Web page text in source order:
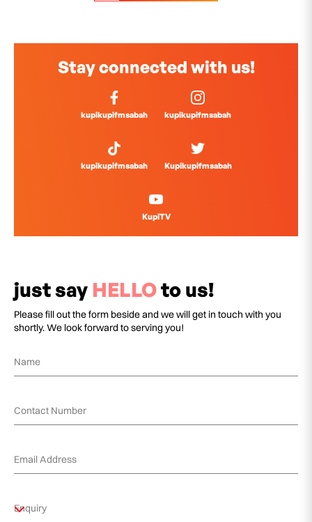
Stay connected with us!
kupikupifmsabah kupikupifmsabah
kupikupifmsabah Kupikupifmsabah
KupiTV
just say HELLOto us!
Please fill out the form beside and we will get in touch with you
shortly. We look forward to serving you!